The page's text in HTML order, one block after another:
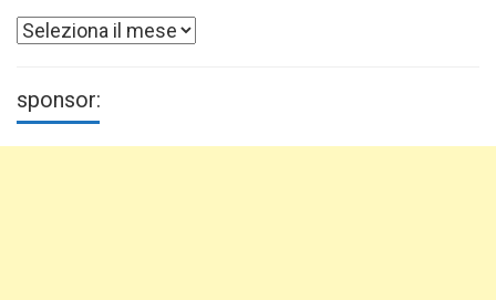
Archivi
sponsor: